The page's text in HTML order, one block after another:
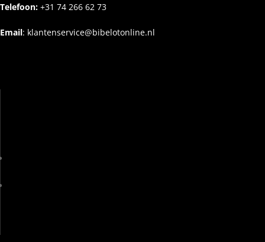
Telefoon: +31 74 266 62 73
Email: klantenservice@bibelotonline.nl